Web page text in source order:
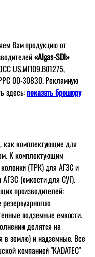
Вам продукцию от
«Algas-SDI»
US.МП09.В01275,
00-30830. Рекламную
здесь:показать брошюру
как комплектующие для
К комплектующим
колонки (ТРК) для АГЗС и
АГЗС (емкости для СУГ).
производителей:
резервуарногшо
подземные емкости.
делятся на
в землю) и надземные. Все
компанией "KADATEC"